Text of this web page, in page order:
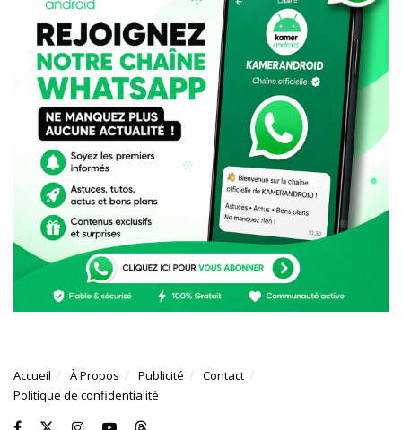
Accueil À Propos Publicité
Contact
Politique de confidentialité